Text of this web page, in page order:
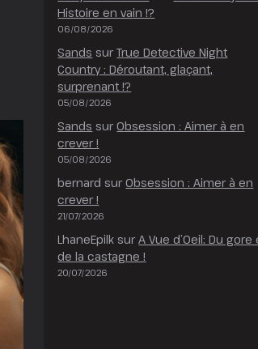
Histoire en vain !?
06/08/2026
Sands surTrue Detective Night
Country : Déroutant, glaçant,
surprenant !?
05/08/2026
Sands surObsession : Aimer à en
crever !
05/08/2026
bernard surObsession : Aimer à en
crever !
21/07/2026
LhaneEpilk surA Vue d’Oeil: Du gore
de la castagne !
20/07/2026